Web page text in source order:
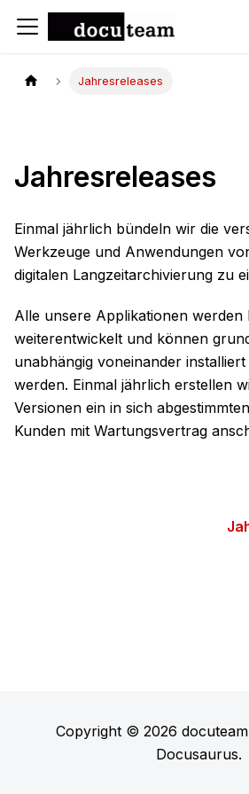
Jahresreleases
Jahresreleases
Einmal jährlich bündeln wir die
Werkzeuge und Anwendungen
digitalen Langzeitarchivierung zu
Alle unsere Applikationen werden
weiterentwickelt und können
unabhängig voneinander
werden. Einmal jährlich erstellen
Versionen ein in sich
Kunden mit Wartungsvertrag
Copyright © 2026
Docusaurus.